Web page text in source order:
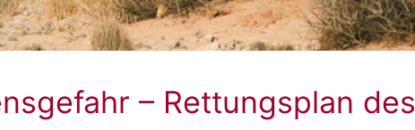
– Rettungsplan des